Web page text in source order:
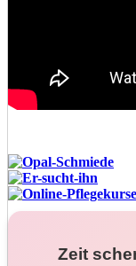
Zeit